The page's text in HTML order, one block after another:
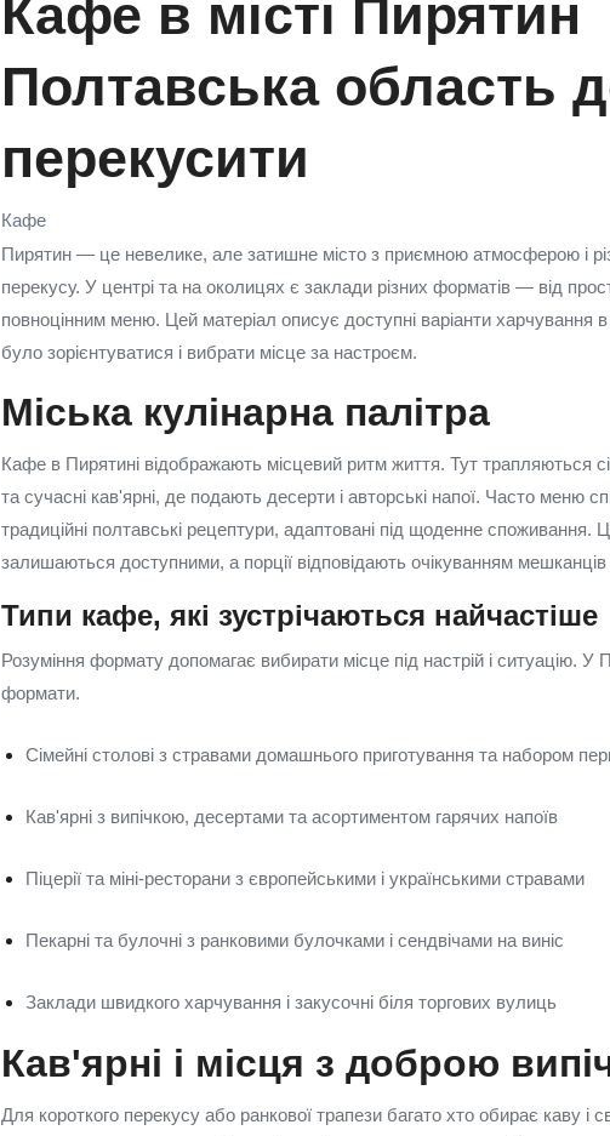
Кафе в місті Пирятин
Полтавська область
перекусити
Кафе
Пирятин — це невелике, але затишне місто з приємною атмосферою і
перекусу. У центрі та на околицях є заклади різних форматів — від
повноцінним меню. Цей матеріал описує доступні варіанти харчування в
було зорієнтуватися і вибрати місце за настроєм.
Міська кулінарна палітра
Кафе в Пирятині відображають місцевий ритм життя. Тут трапляються
та сучасні кав'ярні, де подають десерти і авторські напої. Часто меню
традиційні полтавські рецептури, адаптовані під щоденне споживання.
залишаються доступними, а порції відповідають очікуванням мешканців
Типи кафе, які зустрічаються найчастіше
Розуміння формату допомагає вибирати місце під настрій і ситуацію. У
формати.
Сімейні столові з стравами домашнього приготування та набором
Кав'ярні з випічкою, десертами та асортиментом гарячих напоїв
Піцерії та міні-ресторани з європейськими і українськими стравами
Пекарні та булочні з ранковими булочками і сендвічами на виніс
Заклади швидкого харчування і закусочні біля торгових вулиць
Кав'ярні і місця з доброю
Для короткого перекусу або ранкової трапези багато хто обирає каву і